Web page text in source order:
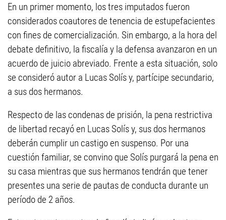
En un primer momento, los tres imputados fueron
considerados coautores de tenencia de estupefacientes
con fines de comercialización. Sin embargo, a la hora del
debate definitivo, la fiscalía y la defensa avanzaron en un
acuerdo de juicio abreviado. Frente a esta situación, solo
se consideró autor a Lucas Solís y, partícipe secundario,
a sus dos hermanos.
Respecto de las condenas de prisión, la pena restrictiva
de libertad recayó en Lucas Solís y, sus dos hermanos
deberán cumplir un castigo en suspenso. Por una
cuestión familiar, se convino que Solís purgará la pena en
su casa mientras que sus hermanos tendrán que tener
presentes una serie de pautas de conducta durante un
período de 2 años.